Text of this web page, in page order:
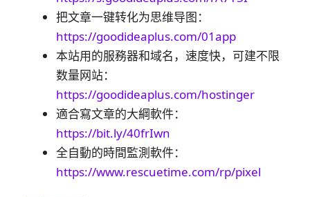
把文章一键转化为思维导图：
https://goodideaplus.com/01app
本站用的服務器和域名，速度快，可建不限
数量网站：
https://goodideaplus.com/hostinger
適合寫文章的大綱軟件：
https://bit.ly/40frIwn
全自動的時間監測軟件：
https://www.rescuetime.com/rp/pixel